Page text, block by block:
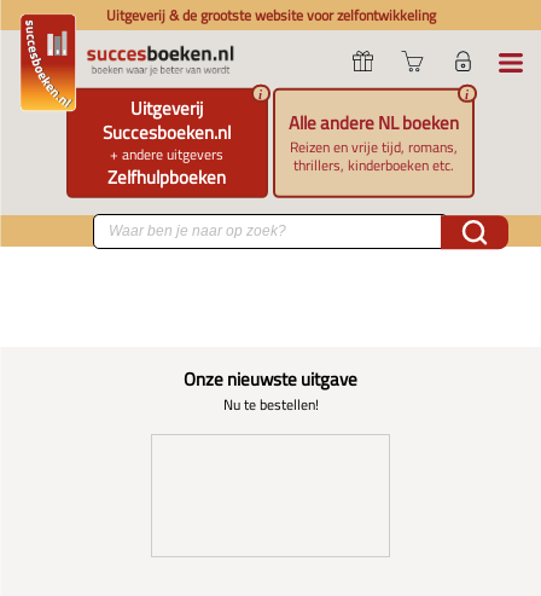
Uitgeverij & de grootste website voor zelfontwikkeling
Uitgeverij
Succesboeken.nl
+ andere uitgevers
Zelfhulpboeken
i
Alle andere NL boeken
Reizen en vrije tijd, romans,
thrillers, kinderboeken etc.
i
Onze nieuwste uitgave
Nu te bestellen!